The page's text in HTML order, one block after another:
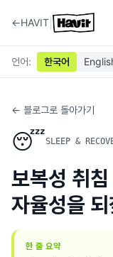
←HAVIT
언어: 한국어
← 블로그로 돌아가기
😴SLEEP &
보복성 취
자율성을
한 줄 요약